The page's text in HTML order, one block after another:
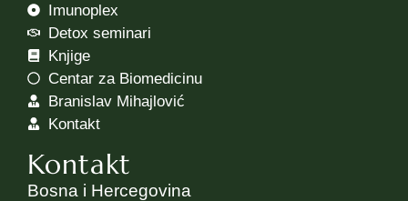
Imunoplex
Detox seminari
Knjige
Centar za Biomedicinu
Branislav Mihajlović
Kontakt
Kontakt
Bosna i Hercegovina